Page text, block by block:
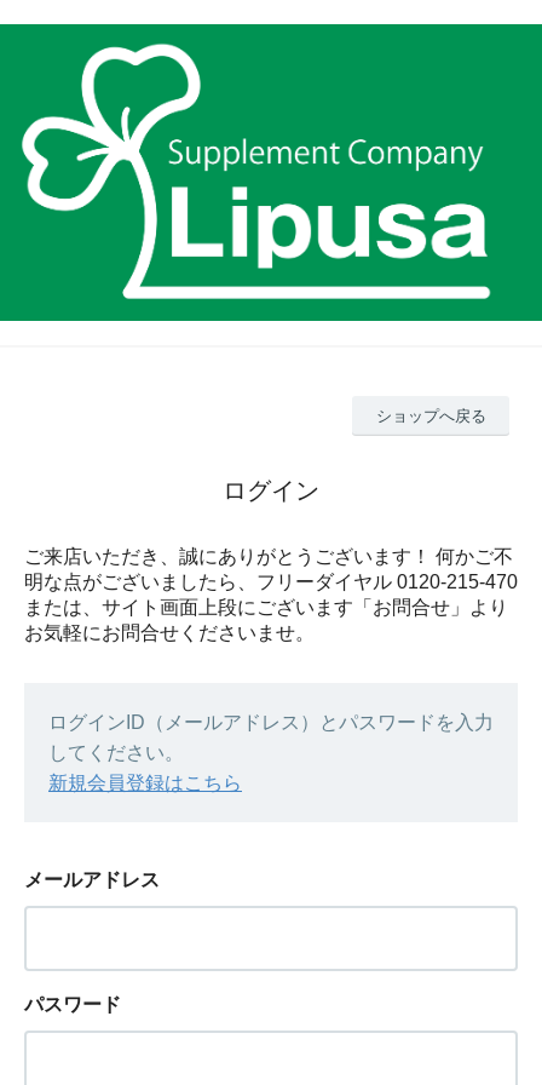
ショップへ戻る
ログイン
ご来店いただき、誠にありがとうございます！ 何かご不
明な点がございましたら、フリーダイヤル 0120-215-470
または、サイト画面上段にございます「お問合せ」より
お気軽にお問合せくださいませ。
ログインID（メールアドレス）とパスワードを入力
してください。
新規会員登録はこちら
メールアドレス
パスワード